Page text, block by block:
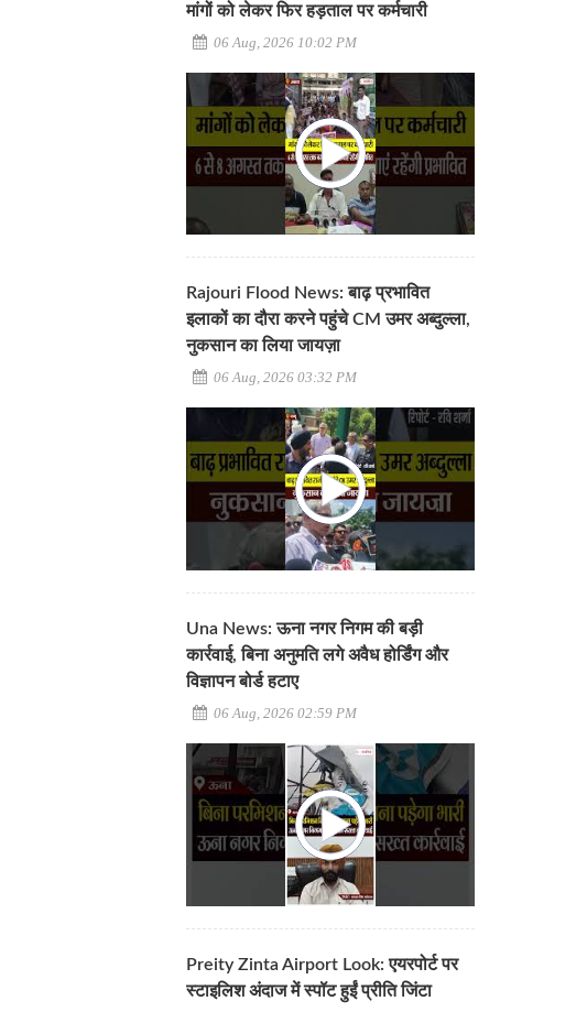
मांगों को लेकर फिर हड़ताल पर कर्मचारी
06 Aug, 2026 10:02 PM
Rajouri Flood News: बाढ़ प्रभावित
इलाकों का दौरा करने पहुंचे CM उमर अब्दुल्ला,
नुकसान का लिया जायज़ा
06 Aug, 2026 03:32 PM
Una News: ऊना नगर निगम की बड़ी
कार्रवाई, बिना अनुमति लगे अवैध होर्डिंग और
विज्ञापन बोर्ड हटाए
06 Aug, 2026 02:59 PM
Preity Zinta Airport Look: एयरपोर्ट पर
स्टाइलिश अंदाज में स्पॉट हुईं प्रीति जिंटा